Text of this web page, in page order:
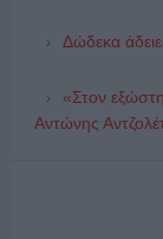
Δώδεκα
«Στον
Αντώνης